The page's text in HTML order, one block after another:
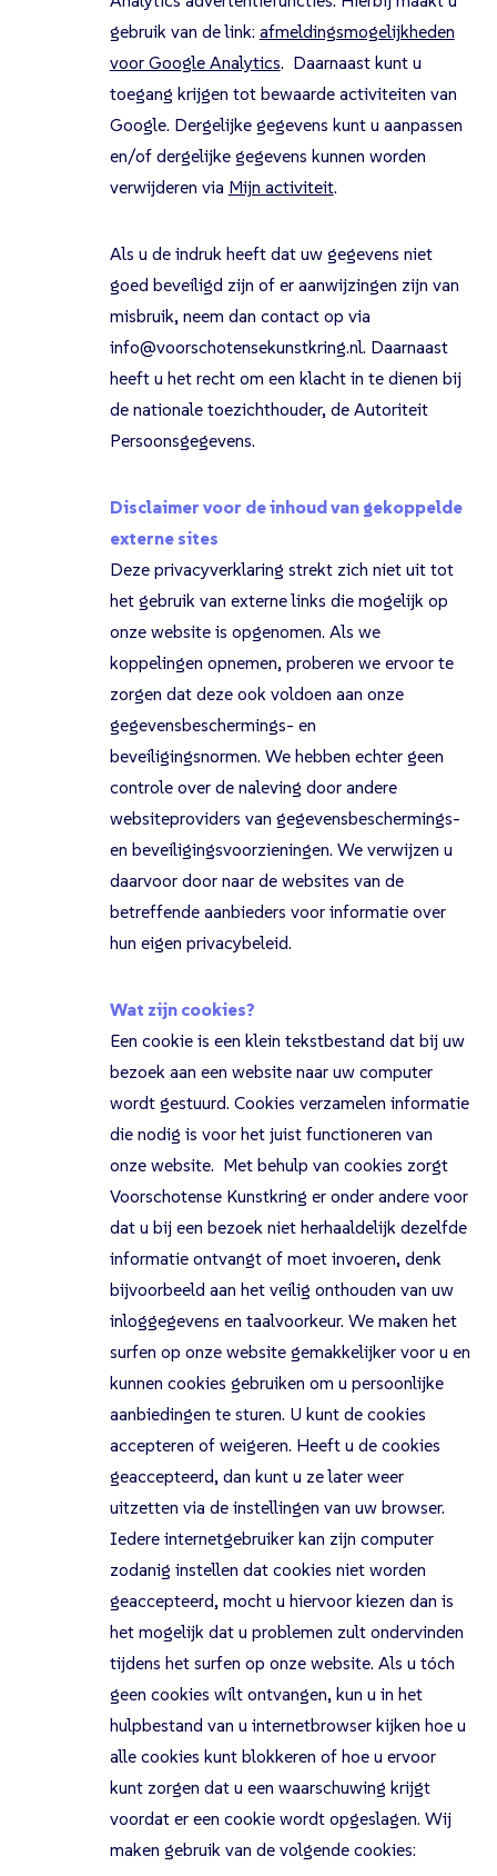
gebruik van de link: afmeldingsmogelijkheden
voor Google Analytics. Daarnaast kunt u
toegang krijgen tot bewaarde activiteiten van
Google. Dergelijke gegevens kunt u aanpassen
en/of dergelijke gegevens kunnen worden
verwijderen via Mijn activiteit.
Als u de indruk heeft dat uw gegevens niet
goed beveiligd zijn of er aanwijzingen zijn van
misbruik, neem dan contact op via
info@voorschotensekunstkring.nl. Daarnaast
heeft u het recht om een klacht in te dienen bij
de nationale toezichthouder, de Autoriteit
Persoonsgegevens.
Disclaimer voor de inhoud van gekoppelde
externe sites
Deze privacyverklaring strekt zich niet uit tot
het gebruik van externe links die mogelijk op
onze website is opgenomen. Als we
koppelingen opnemen, proberen we ervoor te
zorgen dat deze ook voldoen aan onze
gegevensbeschermings- en
beveiligingsnormen. We hebben echter geen
controle over de naleving door andere
websiteproviders van gegevensbeschermings-
en beveiligingsvoorzieningen. We verwijzen u
daarvoor door naar de websites van de
betreffende aanbieders voor informatie over
hun eigen privacybeleid.
Wat zijn cookies?
Een cookie is een klein tekstbestand dat bij uw
bezoek aan een website naar uw computer
wordt gestuurd. Cookies verzamelen informatie
die nodig is voor het juist functioneren van
onze website. Met behulp van cookies zorgt
Voorschotense Kunstkring er onder andere voor
dat u bij een bezoek niet herhaaldelijk dezelfde
informatie ontvangt of moet invoeren, denk
bijvoorbeeld aan het veilig onthouden van uw
inloggegevens en taalvoorkeur. We maken het
surfen op onze website gemakkelijker voor u en
kunnen cookies gebruiken om u persoonlijke
aanbiedingen te sturen. U kunt de cookies
accepteren of weigeren. Heeft u de cookies
geaccepteerd, dan kunt u ze later weer
uitzetten via de instellingen van uw browser.
Iedere internetgebruiker kan zijn computer
zodanig instellen dat cookies niet worden
geaccepteerd, mocht u hiervoor kiezen dan is
het mogelijk dat u problemen zult ondervinden
tijdens het surfen op onze website. Als u tóch
geen cookies wilt ontvangen, kun u in het
hulpbestand van u internetbrowser kijken hoe u
alle cookies kunt blokkeren of hoe u ervoor
kunt zorgen dat u een waarschuwing krijgt
voordat er een cookie wordt opgeslagen. Wij
maken gebruik van de volgende cookies: